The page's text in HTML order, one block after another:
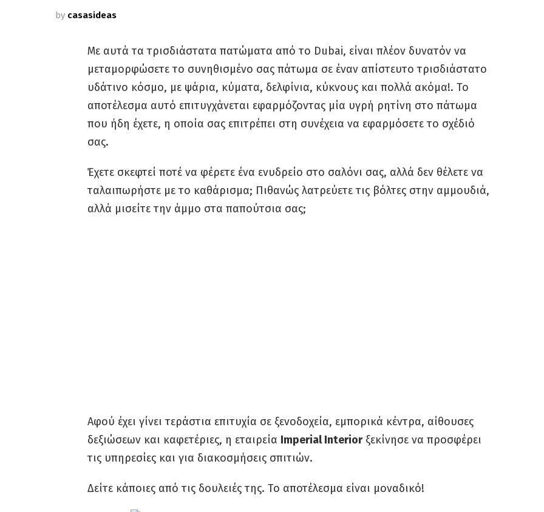
by casasideas
Με αυτά τα τρισδιάστατα πατώματα από το Dubai, είναι πλέον δυνατόν να
μεταμορφώσετε το συνηθισμένο σας πάτωμα σε έναν απίστευτο τρισδιάστατο
υδάτινο κόσμο, με ψάρια, κύματα, δελφίνια, κύκνους και πολλά ακόμα!. Το
αποτέλεσμα αυτό επιτυγχάνεται εφαρμόζοντας μία υγρή ρητίνη στο πάτωμα
που ήδη έχετε, η οποία σας επιτρέπει στη συνέχεια να εφαρμόσετε το σχέδιό
σας.
Έχετε σκεφτεί ποτέ να φέρετε ένα ενυδρείο στο σαλόνι σας, αλλά δεν θέλετε να
ταλαιπωρήστε με το καθάρισμα; Πιθανώς λατρεύετε τις βόλτες στην αμμουδιά,
αλλά μισείτε την άμμο στα παπούτσια σας;
Αφού έχει γίνει τεράστια επιτυχία σε ξενοδοχεία, εμπορικά κέντρα, αίθουσες
δεξιώσεων και καφετέριες, η εταιρεία Imperial Interiorξεκίνησε να προσφέρει
τις υπηρεσίες και για διακοσμήσεις σπιτιών.
Δείτε κάποιες από τις δουλειές της. Το αποτέλεσμα είναι μοναδικό!